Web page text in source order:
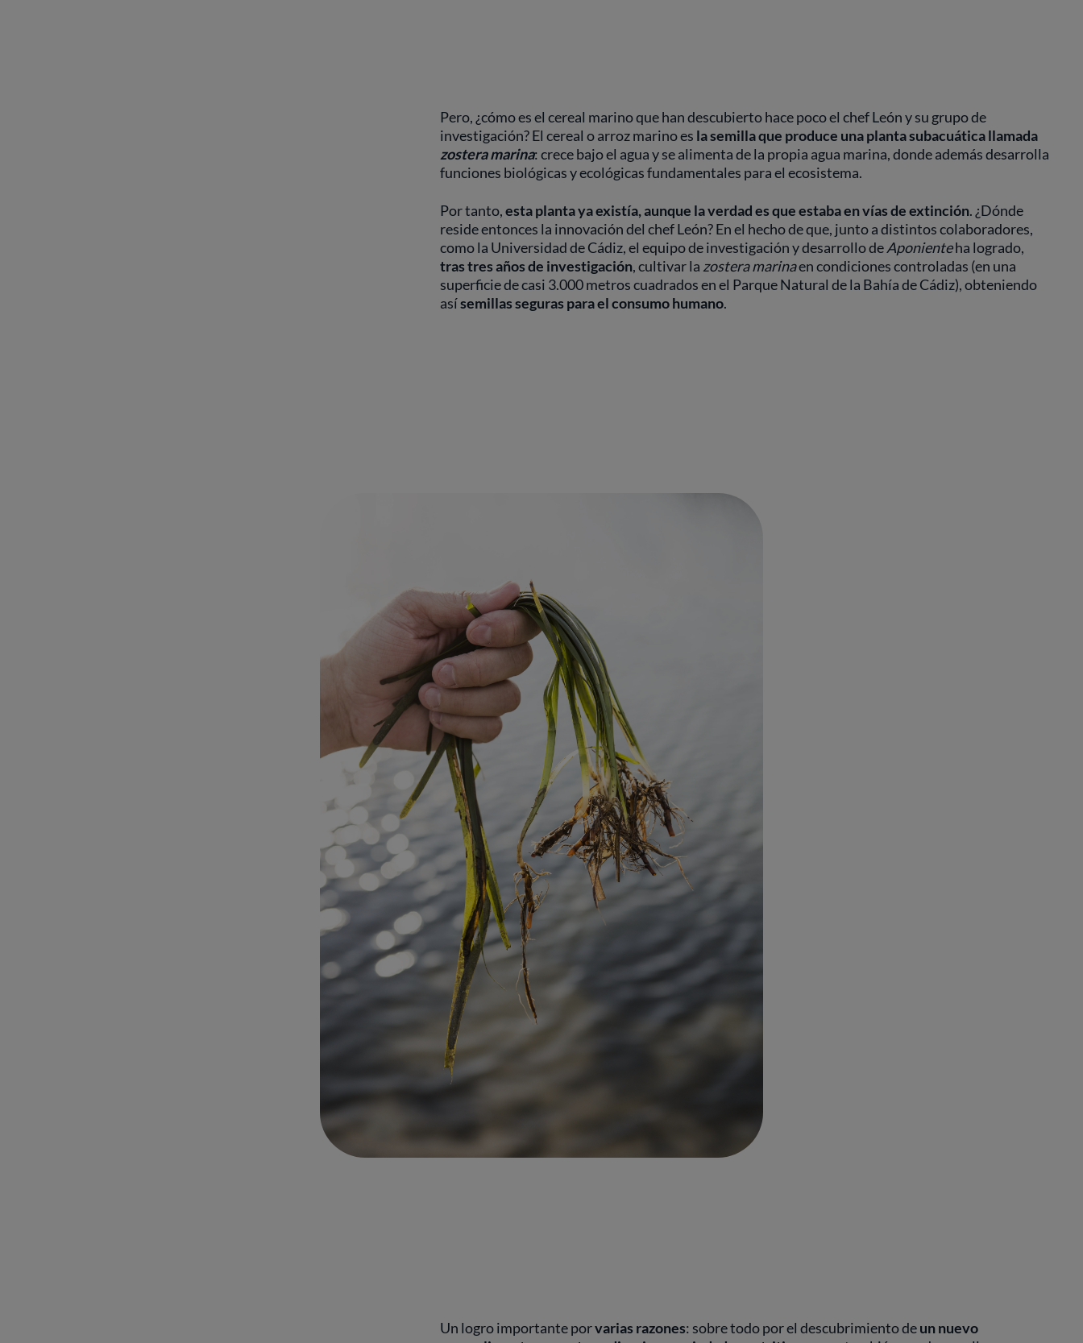
Pero, ¿cómo es el cereal marino que han descubierto hace poco el chef León y su grupo de
investigación? El cereal o arroz marino es la semilla que produce una planta subacuática llamada
zostera marina: crece bajo el agua y se alimenta de la propia agua marina, donde además desarrolla
funciones biológicas y ecológicas fundamentales para el ecosistema.
Por tanto,esta planta ya existía, aunque la verdad es que estaba en vías de extinción. ¿Dónde
reside entonces la innovación del chef León? En el hecho de que, junto a distintos colaboradores,
como la Universidad de Cádiz, el equipo de investigación y desarrollo deAponienteha logrado,
tras tres años de investigación, cultivar la zostera marinaen condiciones controladas (en una
superficie de casi 3.000 metros cuadrados en el Parque Natural de la Bahía de Cádiz), obteniendo
asísemillas seguras para el consumo humano.
Un logro importante porvarias razones: sobre todo por el descubrimiento deun nuevo